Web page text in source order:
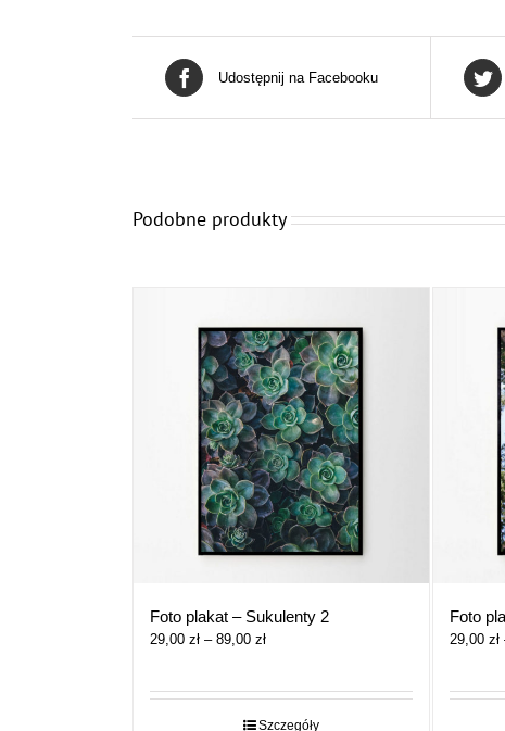
Udostępnij na Facebooku
Podobne produkty
Foto plakat – Sukulenty 2
29,00 zł – 89,00 złZakres
29,00 zł
do
Szczegóły
Foto
29,00 zł